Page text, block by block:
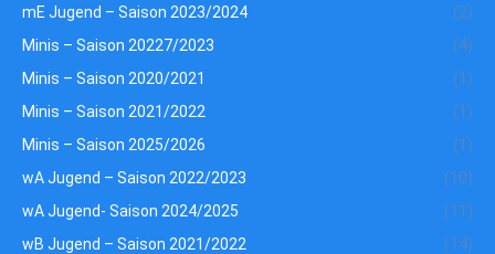
mE Jugend – Saison 2023/2024
(2)
Minis – Saison 20227/2023
(4)
Minis – Saison 2020/2021
(1)
Minis – Saison 2021/2022
(1)
Minis – Saison 2025/2026
(1)
wA Jugend – Saison 2022/2023
(10)
wA Jugend- Saison 2024/2025
(11)
wB Jugend – Saison 2021/2022
(14)